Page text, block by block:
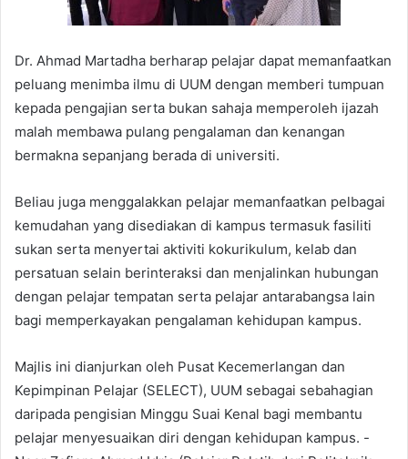
Dr. Ahmad Martadha berharap pelajar dapat memanfaatkan
peluang menimba ilmu di UUM dengan memberi tumpuan
kepada pengajian serta bukan sahaja memperoleh ijazah
malah membawa pulang pengalaman dan kenangan
bermakna sepanjang berada di universiti.
Beliau juga menggalakkan pelajar memanfaatkan pelbagai
kemudahan yang disediakan di kampus termasuk fasiliti
sukan serta menyertai aktiviti kokurikulum, kelab dan
persatuan selain berinteraksi dan menjalinkan hubungan
dengan pelajar tempatan serta pelajar antarabangsa lain
bagi memperkayakan pengalaman kehidupan kampus.
Majlis ini dianjurkan oleh Pusat Kecemerlangan dan
Kepimpinan Pelajar (SELECT), UUM sebagai sebahagian
daripada pengisian Minggu Suai Kenal bagi membantu
pelajar menyesuaikan diri dengan kehidupan kampus. -